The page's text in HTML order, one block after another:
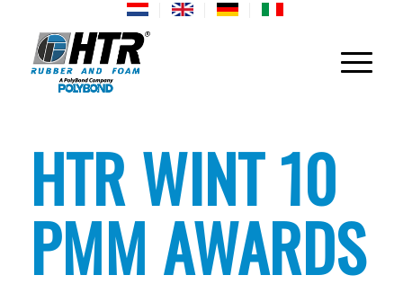
HTR WINT 10
PMM AWARDS